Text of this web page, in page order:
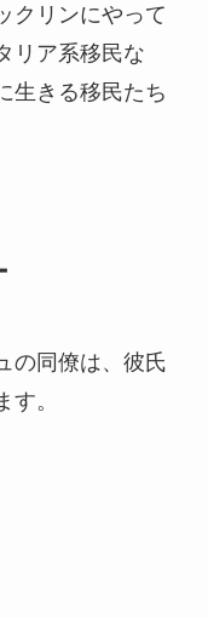
クリンにやって
リア系移民な
生きる移民たち
の同僚は、彼氏
す。